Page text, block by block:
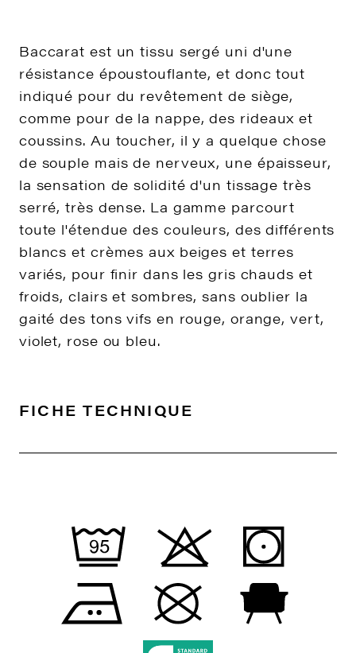
Baccarat est un tissu sergé uni d'une
résistance époustouflante, et donc tout
indiqué pour du revêtement de siège,
comme pour de la nappe, des rideaux et
coussins. Au toucher, il y a quelque chose
de souple mais de nerveux, une épaisseur,
la sensation de solidité d'un tissage très
serré, très dense. La gamme parcourt
toute l'étendue des couleurs, des différents
blancs et crèmes aux beiges et terres
variés, pour finir dans les gris chauds et
froids, clairs et sombres, sans oublier la
gaité des tons vifs en rouge, orange, vert,
violet, rose ou bleu.
FICHE TECHNIQUE